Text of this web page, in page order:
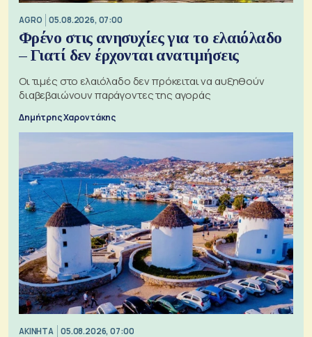
AGRO 05.08.2026, 07:00
Φρένο στις ανησυχίες για το ελαιόλαδο
– Γιατί δεν έρχονται ανατιμήσεις
Οι τιμές στο ελαιόλαδο δεν πρόκειται να αυξηθούν
διαβεβαιώνουν παράγοντες της αγοράς
Δημήτρης Χαροντάκης
ΑΚΙΝΗΤΑ 05.08.2026, 07:00